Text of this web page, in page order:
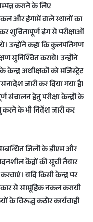
कराने के लिए
और हंगामें वाले स्थानों का
शुचितापूर्ण ढंग से परीक्षाओं
उन्होंने कहा कि कुलपतिगण
सुनिश्चित कराये। उन्होंने
केन्द्र अधीक्षकों को मजिस्ट्रेट
जारी कर दिया गया है।
संचालन हेतु परीक्षा केन्द्रों के
के भी निर्देश जारी कर
जिलों के डीएम और
केंद्रों की सूची तैयार
यदि किसी केन्द्र पर
से सामूहिक नकल करायी
के विरूद्ध कठोर कार्यवाही